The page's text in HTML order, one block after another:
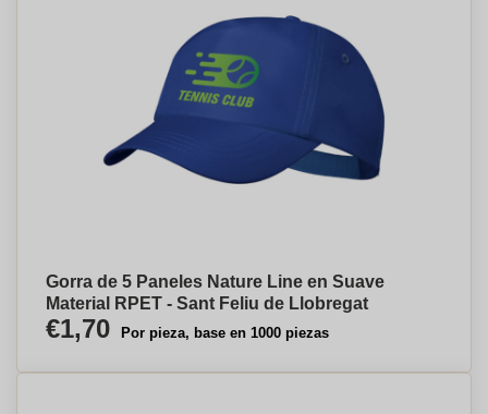
Gorra de 5 Paneles Nature Line en Suave
Material RPET - Sant Feliu de Llobregat
€1,70 Por pieza, base en 1000 piezas